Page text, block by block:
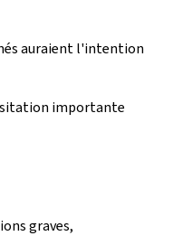
auraient l'intention
importante
graves,